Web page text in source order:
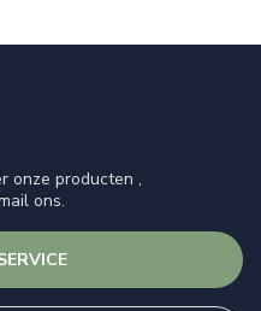
onze producten ,
ons.